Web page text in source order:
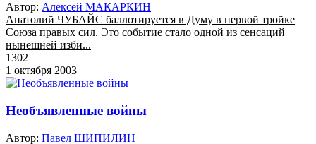
Автор: Алексей МАКАРКИН
Анатолий ЧУБАЙС баллотируется в Думу в первой тройке
Союза правых сил. Это событие стало одной из сенсаций
нынешней изби...
1302
1 октября 2003
Необъявленные войны
Автор: Павел ШИПИЛИН